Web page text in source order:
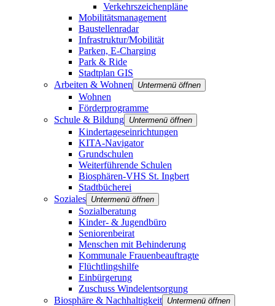
Verkehrszeichenpläne
Mobilitätsmanagement
Baustellenradar
Infrastruktur/Mobilität
Parken, E-Charging
Park & Ride
Stadtplan GIS
Arbeiten & Wohnen
Untermenü öffnen
Wohnen
Förderprogramme
Schule & Bildung Untermenü öffnen
Kindertageseinrichtungen
KITA-Navigator
Grundschulen
Weiterführende Schulen
Biosphären-VHS St. Ingbert
Stadtbücherei
Soziales Untermenü öffnen
Sozialberatung
Kinder- & Jugendbüro
Seniorenbeirat
Menschen mit Behinderung
Kommunale Frauenbeauftragte
Flüchtlingshilfe
Einbürgerung
Zuschuss Windelentsorgung
Biosphäre & Nachhaltigkeit Untermenü öffnen